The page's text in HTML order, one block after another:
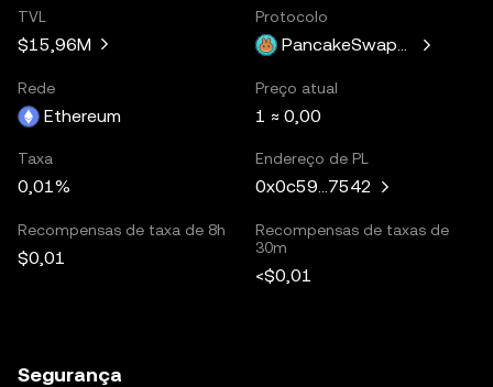
TVL
$15,96M
Protocolo
PancakeSwapV3
Rede
Ethereum
Preço atual
1 ≈ 0,00
Taxa
0,01%
Endereço de PL
0x0c59...7542
Recompensas de taxa de 8h
$0,01
Recompensas de taxas de
30m
<$0,01
Segurança